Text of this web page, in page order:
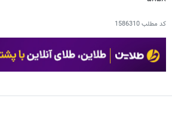
کد مطلب1586310